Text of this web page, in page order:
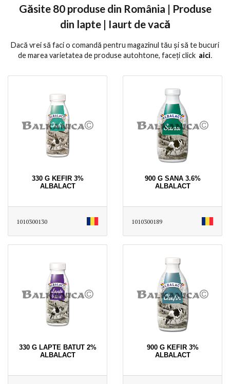
Găsite 80produse din România | Produse
din lapte | Iaurt de vacă
Dacă vrei să faci o comandă pentru magazinul tău și să te bucuri
de marea varietatea de produse autohtone, faceți click aici․
330 G KEFIR 3%
ALBALACT
1010300130
900 G SANA 3.6%
ALBALACT
1010300189
330 G LAPTE BATUT 2%
ALBALACT
900 G KEFIR 3%
ALBALACT